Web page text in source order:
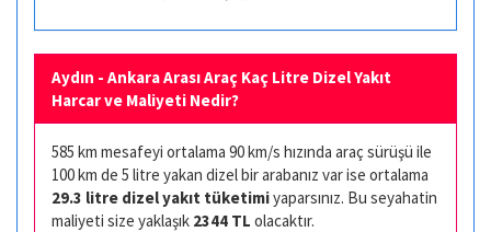
Aydın - Ankara Arası Araç Kaç Litre Dizel Yakıt
Harcar ve Maliyeti Nedir?
585 km mesafeyi ortalama 90 km/s hızında araç sürüşü ile
100 km de 5 litre yakan dizel bir arabanız var ise ortalama
29.3 litre dizel yakıt tüketimiyaparsınız. Bu seyahatin
maliyeti size yaklaşık 2344 TL olacaktır.